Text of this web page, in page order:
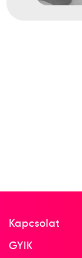
Kapcsolat
GYIK